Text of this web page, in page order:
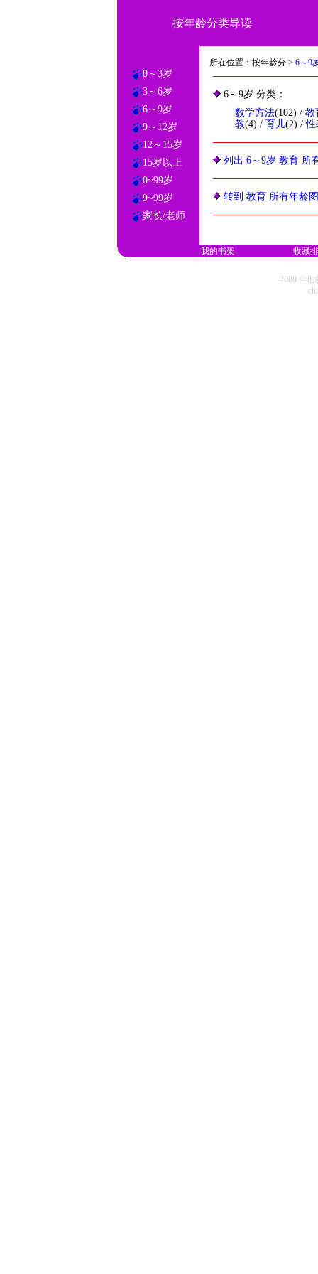
按年龄分类导读
0～3岁
3～6岁
6～9岁
9～12岁
12～15岁
15岁以上
0~99岁
9~99岁
家长/老师
所在位置：按年龄分 > 6～9
6～9岁 分类：
数学方法(102) / 教
教(4) / 育儿(2) /性
列出 6～9岁 教育 所
转到 教育 所有年龄
我的书架 收藏
2000 ©北